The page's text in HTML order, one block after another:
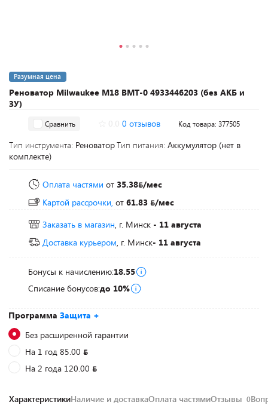
Реноватор Milwaukee M18 BMT-0 4933446203 (без АКБ и
ЗУ)
Разумная цена
Программа Защита +
Без расширенной гарантии
На 1 год 85.00
На 2 года 120.00
Сравнить 0 отзывов Код товара: 377505
Тип инструмента: РеноваторТип питания: Аккумулятор (нет в
комплекте)
Оплата частями от 35.38 /мес
Картой рассрочки, от 61.83
/мес
Заказать в магазин, г. Минск - 11 августа
Доставка курьером, г. Минск- 11 августа
Бонусы к начислению:18.55
Списание бонусов:до 10%
ХарактеристикиНаличие и доставкаОплата частямиОтзывы 0